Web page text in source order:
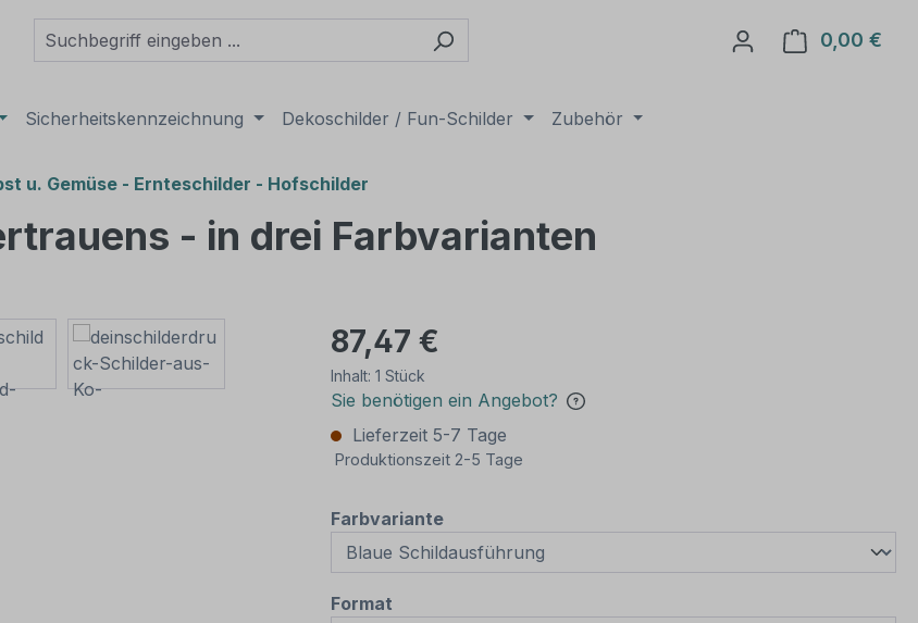
0,00 €
Sicherheitskennzeichnung Dekoschilder / Fun-Schilder Zubehör
u. Gemüse - Ernteschilder - Hofschilder
- in drei Farbvarianten
87,47 €
Inhalt: 1 Stück
Sie benötigen ein Angebot?
Lieferzeit 5-7 Tage
Produktionszeit 2-5 Tage
Farbvarianteauswählen
Format